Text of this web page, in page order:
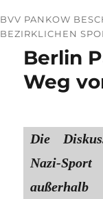
BVV PANKOW
EZIRKLICHEN
Berlin
Weg
Die
Nazi-